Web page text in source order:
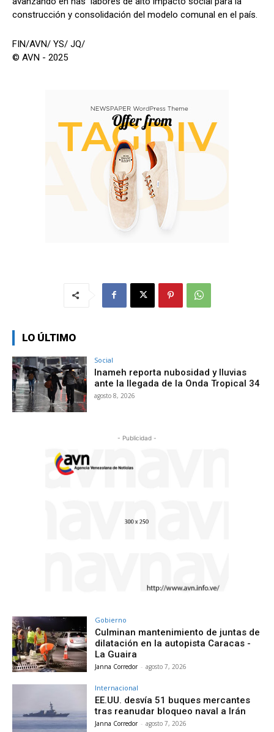
construcción y consolidación del modelo comunal en el país.
FIN/AVN/ YS/ JQ/
© AVN - 2025
LO ÚLTIMO
Social
Inameh reporta nubosidad y lluvias
ante la llegada de la Onda Tropical 34
agosto 8, 2026
- Publicidad -
Gobierno
Culminan mantenimiento de juntas de
dilatación en la autopista Caracas -
La Guaira
Janna Corredor - agosto 7, 2026
Internacional
EE.UU. desvía 51 buques mercantes
tras reanudar bloqueo naval a Irán
Janna Corredor - agosto 7, 2026